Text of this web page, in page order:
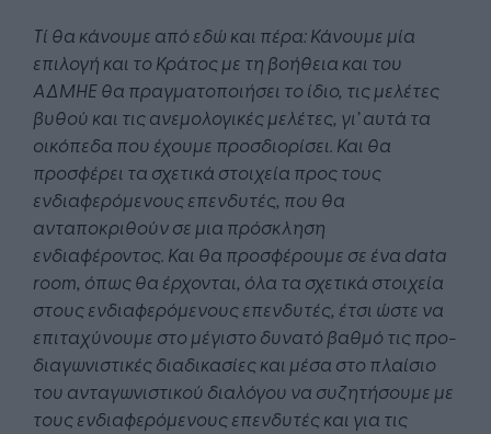
Τί θα κάνουμε από εδώ και πέρα: Κάνουμε μία
επιλογή και το Κράτος με τη βοήθεια και του
ΑΔΜΗΕ θα πραγματοποιήσει το ίδιο, τις μελέτες
βυθού και τις ανεμολογικές μελέτες, γι’ αυτά τα
οικόπεδα που έχουμε προσδιορίσει. Και θα
προσφέρει τα σχετικά στοιχεία προς τους
ενδιαφερόμενους επενδυτές, που θα
ανταποκριθούν σε μια πρόσκληση
ενδιαφέροντος. Και θα προσφέρουμε σε ένα data
room, όπως θα έρχονται, όλα τα σχετικά στοιχεία
στους ενδιαφερόμενους επενδυτές, έτσι ώστε να
επιταχύνουμε στο μέγιστο δυνατό βαθμό τις προ-
διαγωνιστικές διαδικασίες και μέσα στο πλαίσιο
του ανταγωνιστικού διαλόγου να συζητήσουμε με
τους ενδιαφερόμενους επενδυτές και για τις